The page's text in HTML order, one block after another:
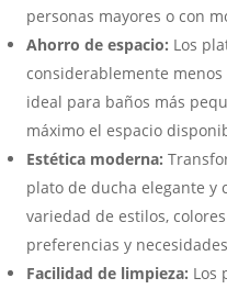
personas mayores o con
Ahorro de espacio: Los
considerablemente
ideal para baños más
máximo el espacio
Estética moderna:
plato de ducha elegante y
variedad de estilos,
preferencias y
Facilidad de limpieza: Los